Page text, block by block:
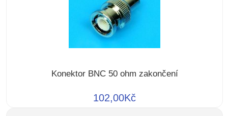
Konektor BNC 50 ohm zakončení
102,00Kč